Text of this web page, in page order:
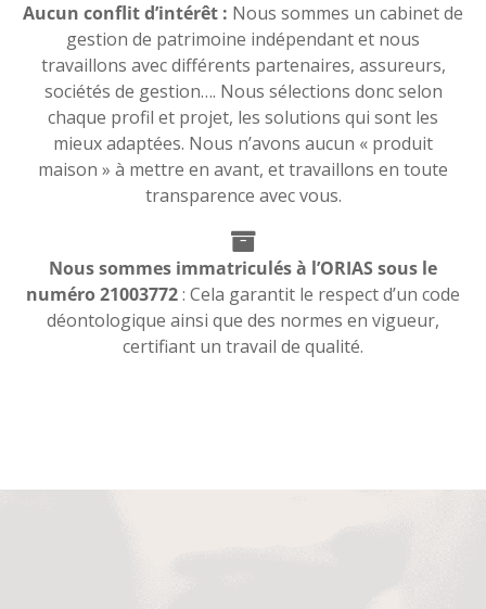
Aucun conflit d’intérêt : Nous sommes un cabinet de
gestion de patrimoine indépendant et nous
travaillons avec différents partenaires, assureurs,
sociétés de gestion…. Nous sélections donc selon
chaque profil et projet, les solutions qui sont les
mieux adaptées. Nous n’avons aucun « produit
maison » à mettre en avant, et travaillons en toute
transparence avec vous.
Nous sommes immatriculés à l’ORIAS sous le
numéro 21003772: Cela garantit le respect d’un code
déontologique ainsi que des normes en vigueur,
certifiant un travail de qualité.